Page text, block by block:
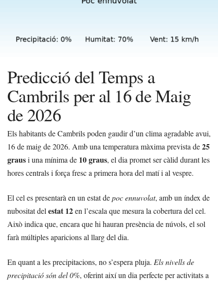
Predicció del Temps a
Cambrils per al 16 de Maig
de 2026
Els habitants de Cambrils poden gaudir d’un clima agradable avui,
16 de maig de 2026. Amb una temperatura màxima prevista de25
grausi una mínima de 10 graus, el dia promet ser càlid durant les
hores centrals i força fresc a primera hora del matí i al vespre.
El cel es presentarà en un estat depoc ennuvolat, amb un índex de
nubositat delestat 12en l’escala que mesura la cobertura del cel.
Això indica que, encara que hi hauran presència de núvols, el sol
farà múltiples aparicions al llarg del dia.
En quant a les precipitacions, no s’espera pluja. Els nivells de
precipitació són del 0%, oferint així un dia perfecte per activitats a